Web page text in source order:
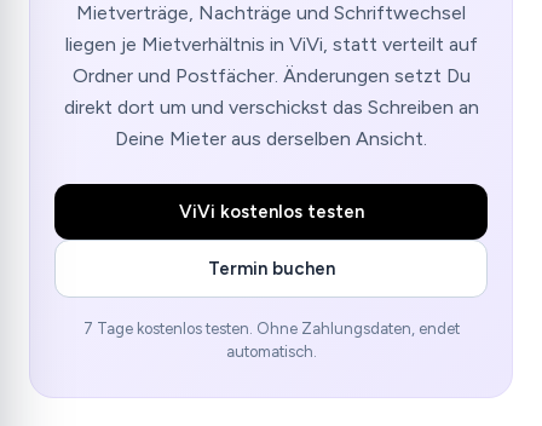
Mietverträge, Nachträge und Schriftwechsel
liegen je Mietverhältnis in ViVi, statt verteilt auf
Ordner und Postfächer. Änderungen setzt Du
direkt dort um und verschickst das Schreiben an
Deine Mieter aus derselben Ansicht.
ViVi kostenlos testen
Termin buchen
7 Tage kostenlos testen. Ohne Zahlungsdaten, endet
automatisch.